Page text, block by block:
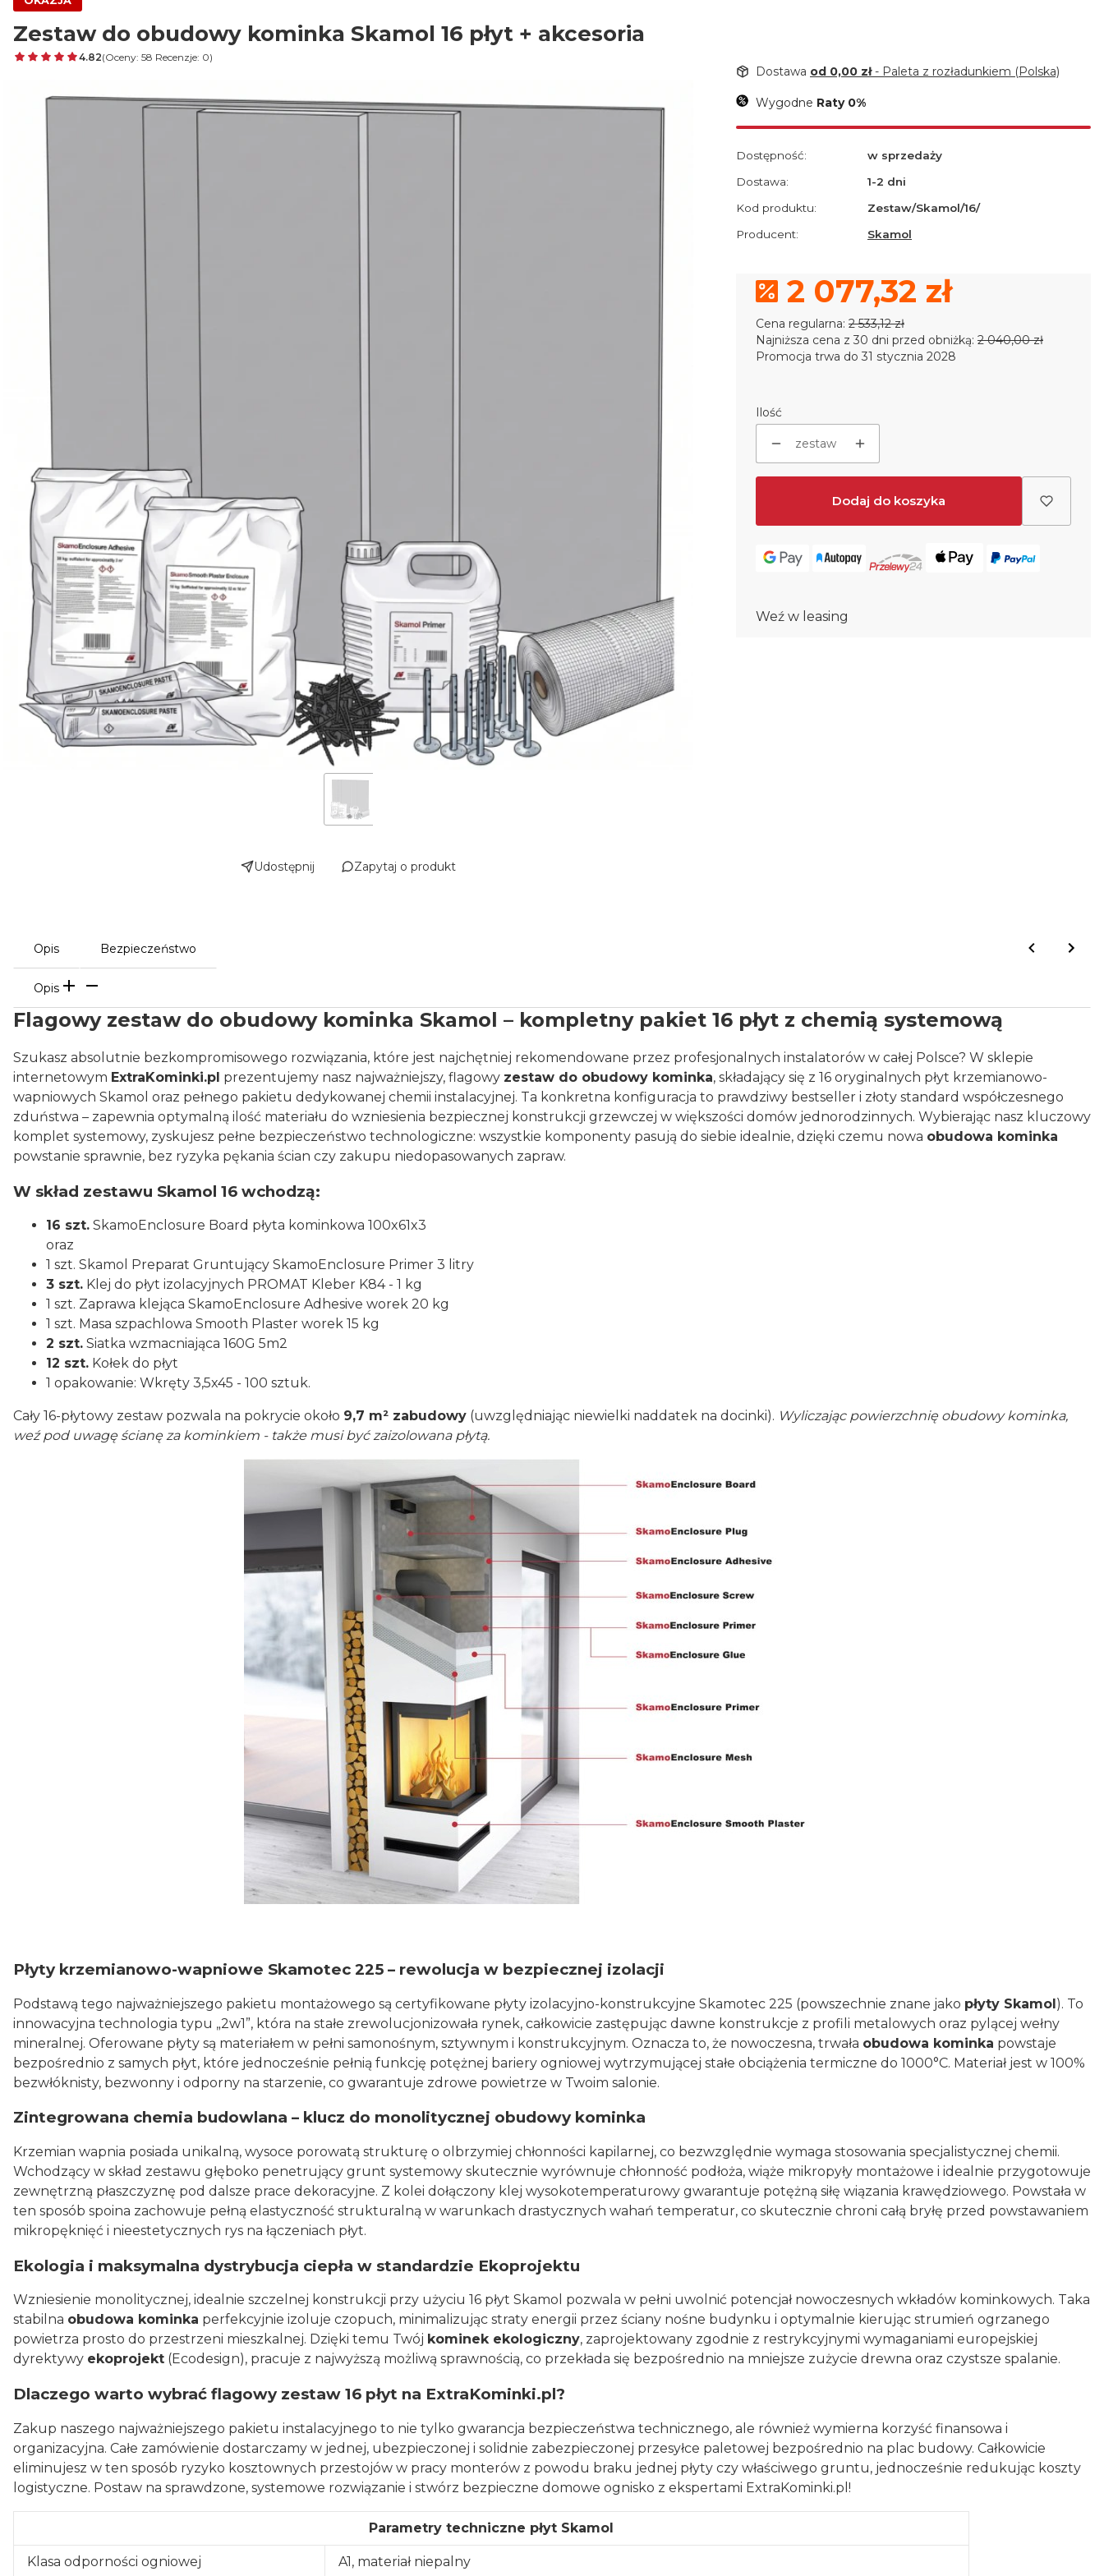
Zestaw do obudowy kominka Skamol 16 płyt + akcesoria
4.82(Oceny: 58 Recenzje: 0)
Udostępnij Zapytaj o produkt
Dostawa od 0,00 zł- Paleta z rozładunkiem (Polska)
Wygodne Raty 0%
Dostępność:
w sprzedaży
Dostawa:
1-2 dni
Kod produktu:
Zestaw/Skamol/16/
Producent:
Skamol
2 077,32 zł
Cena regularna: 2 533,12 zł
Najniższa cena z 30 dni przed obniżką: 2 040,00 zł
Promocja trwa do 31 stycznia 2028
Ilość
zestaw
Dodaj do koszyka
Weź w leasing
Opis Bezpieczeństwo
Opis
Flagowy zestaw do obudowy kominka Skamol – kompletny pakiet 16 płyt z chemią systemową
Szukasz absolutnie bezkompromisowego rozwiązania, które jest najchętniej rekomendowane przez profesjonalnych instalatorów w całej Polsce? W sklepie
internetowym ExtraKominki.pl prezentujemy nasz najważniejszy, flagowy zestaw do obudowy kominka, składający się z 16 oryginalnych płyt krzemianowo-
wapniowych Skamol oraz pełnego pakietu dedykowanej chemii instalacyjnej. Ta konkretna konfiguracja to prawdziwy bestseller i złoty standard współczesnego
zduństwa – zapewnia optymalną ilość materiału do wzniesienia bezpiecznej konstrukcji grzewczej w większości domów jednorodzinnych. Wybierając nasz kluczowy
komplet systemowy, zyskujesz pełne bezpieczeństwo technologiczne: wszystkie komponenty pasują do siebie idealnie, dzięki czemu nowa obudowa kominka
powstanie sprawnie, bez ryzyka pękania ścian czy zakupu niedopasowanych zapraw.
W skład zestawu Skamol 16 wchodzą:
16 szt. SkamoEnclosure Board płyta kominkowa 100x61x3
oraz
1 szt. Skamol Preparat Gruntujący SkamoEnclosure Primer 3 litry
3 szt. Klej do płyt izolacyjnych PROMAT Kleber K84 - 1 kg
1 szt. Zaprawa klejąca SkamoEnclosure Adhesive worek 20 kg
1 szt. Masa szpachlowa Smooth Plaster worek 15 kg
2 szt. Siatka wzmacniająca 160G 5m2
12 szt. Kołek do płyt
1 opakowanie: Wkręty 3,5x45 - 100 sztuk.
Cały 16-płytowy zestaw pozwala na pokrycie około 9,7 m² zabudowy (uwzględniając niewielki naddatek na docinki). Wyliczając powierzchnię obudowy kominka,
weź pod uwagę ścianę za kominkiem - także musi być zaizolowana płytą.
Płyty krzemianowo-wapniowe Skamotec 225 – rewolucja w bezpiecznej izolacji
Podstawą tego najważniejszego pakietu montażowego są certyfikowane płyty izolacyjno-konstrukcyjne Skamotec 225 (powszechnie znane jako płyty Skamol). To
innowacyjna technologia typu „2w1”, która na stałe zrewolucjonizowała rynek, całkowicie zastępując dawne konstrukcje z profili metalowych oraz pylącej wełny
mineralnej. Oferowane płyty są materiałem w pełni samonośnym, sztywnym i konstrukcyjnym. Oznacza to, że nowoczesna, trwała obudowa kominka powstaje
bezpośrednio z samych płyt, które jednocześnie pełnią funkcję potężnej bariery ogniowej wytrzymującej stałe obciążenia termiczne do 1000°C. Materiał jest w 100%
bezwłóknisty, bezwonny i odporny na starzenie, co gwarantuje zdrowe powietrze w Twoim salonie.
Zintegrowana chemia budowlana – klucz do monolitycznej obudowy kominka
Krzemian wapnia posiada unikalną, wysoce porowatą strukturę o olbrzymiej chłonności kapilarnej, co bezwzględnie wymaga stosowania specjalistycznej chemii.
Wchodzący w skład zestawu głęboko penetrujący grunt systemowy skutecznie wyrównuje chłonność podłoża, wiąże mikropyły montażowe i idealnie przygotowuje
zewnętrzną płaszczyznę pod dalsze prace dekoracyjne. Z kolei dołączony klej wysokotemperaturowy gwarantuje potężną siłę wiązania krawędziowego. Powstała w
ten sposób spoina zachowuje pełną elastyczność strukturalną w warunkach drastycznych wahań temperatur, co skutecznie chroni całą bryłę przed powstawaniem
mikropęknięć i nieestetycznych rys na łączeniach płyt.
Ekologia i maksymalna dystrybucja ciepła w standardzie Ekoprojektu
Wzniesienie monolitycznej, idealnie szczelnej konstrukcji przy użyciu 16 płyt Skamol pozwala w pełni uwolnić potencjał nowoczesnych wkładów kominkowych. Taka
stabilna obudowa kominka perfekcyjnie izoluje czopuch, minimalizując straty energii przez ściany nośne budynku i optymalnie kierując strumień ogrzanego
powietrza prosto do przestrzeni mieszkalnej. Dzięki temu Twój kominek ekologiczny, zaprojektowany zgodnie z restrykcyjnymi wymaganiami europejskiej
dyrektywy ekoprojekt (Ecodesign), pracuje z najwyższą możliwą sprawnością, co przekłada się bezpośrednio na mniejsze zużycie drewna oraz czystsze spalanie.
Dlaczego warto wybrać flagowy zestaw 16 płyt na ExtraKominki.pl?
Zakup naszego najważniejszego pakietu instalacyjnego to nie tylko gwarancja bezpieczeństwa technicznego, ale również wymierna korzyść finansowa i
organizacyjna. Całe zamówienie dostarczamy w jednej, ubezpieczonej i solidnie zabezpieczonej przesyłce paletowej bezpośrednio na plac budowy. Całkowicie
eliminujesz w ten sposób ryzyko kosztownych przestojów w pracy monterów z powodu braku jednej płyty czy właściwego gruntu, jednocześnie redukując koszty
logistyczne. Postaw na sprawdzone, systemowe rozwiązanie i stwórz bezpieczne domowe ognisko z ekspertami ExtraKominki.pl!
Parametry techniczne płyt Skamol
Klasa odporności ogniowej A1, materiał niepalny